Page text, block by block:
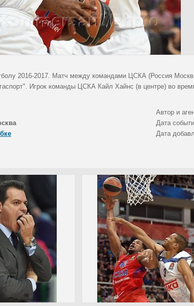
2016-2017. Матч между командами ЦСКА (Россия
Игрок команды ЦСКА Кайл Хайнс (в центре) во
Автор и
Дата
Дата